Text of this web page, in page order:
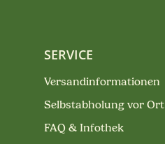
SERVICE
Versandinformationen
Selbstabholung vor Ort
FAQ & Infothek